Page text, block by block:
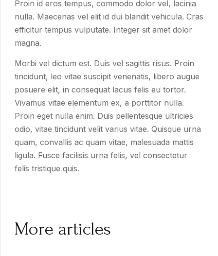
Proin id eros tempus, commodo dolor vel, lacinia
nulla. Maecenas vel elit id dui blandit vehicula. Cras
efficitur tempus vulputate. Integer sit amet dolor
magna.
Morbi vel dictum est. Duis vel sagittis risus. Proin
tincidunt, leo vitae suscipit venenatis, libero augue
posuere elit, in consequat lacus felis eu tortor.
Vivamus vitae elementum ex, a porttitor nulla.
Proin eget nulla enim. Duis pellentesque ultricies
odio, vitae tincidunt velit varius vitae. Quisque urna
quam, convallis ac quam vitae, malesuada mattis
ligula. Fusce facilisis urna felis, vel consectetur
felis tristique quis.
More articles